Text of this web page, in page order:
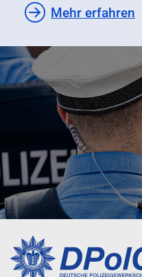
Mehr erfahren